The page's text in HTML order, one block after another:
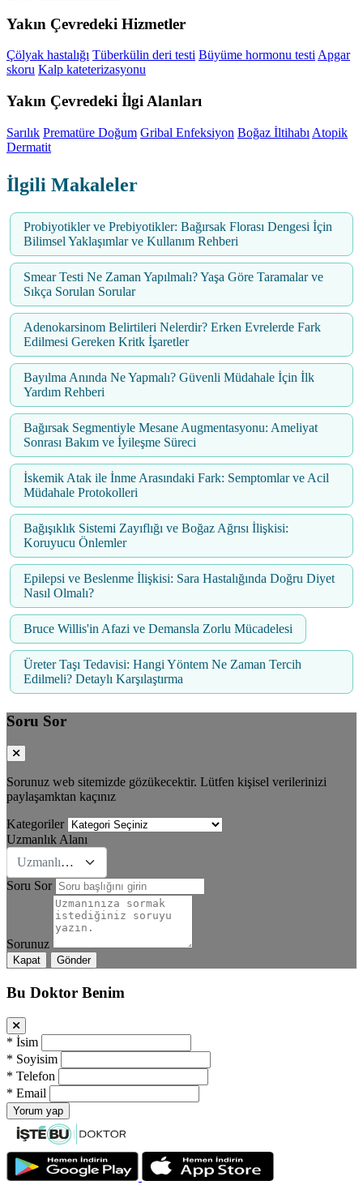
Yakın Çevredeki Hizmetler
Çölyak hastalığı Tüberkülin deri testi Büyüme hormonu testi Apgar
skoru Kalp kateterizasyonu
Yakın Çevredeki İlgi Alanları
Sarılık Prematüre Doğum Gribal Enfeksiyon Boğaz İltihabı Atopik
Dermatit
İlgili Makaleler
Probiyotikler ve Prebiyotikler: Bağırsak Florası Dengesi İçin
Bilimsel Yaklaşımlar ve Kullanım Rehberi
Smear Testi Ne Zaman Yapılmalı? Yaşa Göre Taramalar ve
Sıkça Sorulan Sorular
Adenokarsinom Belirtileri Nelerdir? Erken Evrelerde Fark
Edilmesi Gereken Kritk İşaretler
Bayılma Anında Ne Yapmalı? Güvenli Müdahale İçin İlk
Yardım Rehberi
Bağırsak Segmentiyle Mesane Augmentasyonu: Ameliyat
Sonrası Bakım ve İyileşme Süreci
İskemik Atak ile İnme Arasındaki Fark: Semptomlar ve Acil
Müdahale Protokolleri
Bağışıklık Sistemi Zayıflığı ve Boğaz Ağrısı İlişkisi:
Koruyucu Önlemler
Epilepsi ve Beslenme İlişkisi: Sara Hastalığında Doğru Diyet
Nasıl Olmalı?
Bruce Willis'in Afazi ve Demansla Zorlu Mücadelesi
Üreter Taşı Tedavisi: Hangi Yöntem Ne Zaman Tercih
Edilmeli? Detaylı Karşılaştırma
Soru Sor
Sorunuz web sitemizde gözükecektir. Lütfen kişisel verilerinizi
paylaşamktan kaçınız
Kategoriler
Uzmanlık Alanı
Uzmanlık Se&#231;iniz
Soru Sor
Sorunuz
Kapat Gönder
Bu Doktor Benim
* İsim
* Soyisim
* Telefon
* Email
Yorum yap